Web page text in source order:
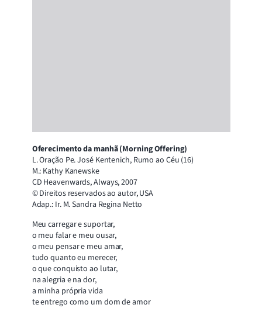
Oferecimento da manhã (Morning Offering)
L. Oração Pe. José Kentenich, Rumo ao Céu (16)
M.: Kathy Kanewske
CD Heavenwards, Always, 2007
© Direitos reservados ao autor, USA
Adap.: Ir. M. Sandra Regina Netto
Meu carregar e suportar,
o meu falar e meu ousar,
o meu pensar e meu amar,
tudo quanto eu merecer,
o que conquisto ao lutar,
na alegria e na dor,
a minha própria vida
te entrego como um dom de amor